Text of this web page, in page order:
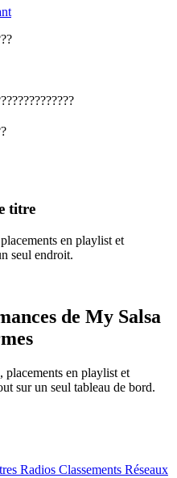
titre
en playlist et
seul endroit.
de My Salsa
placements en playlist et
sur un seul tableau de bord.
Radios Classements Réseaux